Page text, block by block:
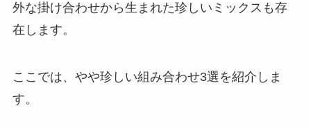
外な掛け合わせから生まれた珍しいミックスも存
在します。
ここでは、やや珍しい組み合わせ3選を紹介しま
す。